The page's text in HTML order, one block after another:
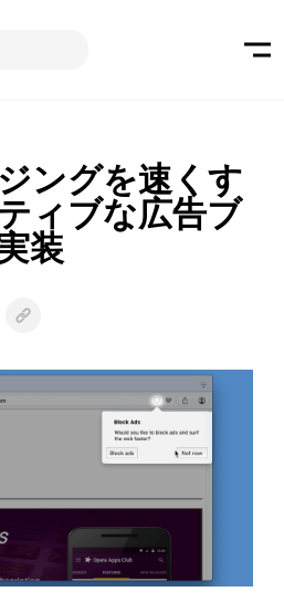
ングを速くす
ィブな広告ブ
装